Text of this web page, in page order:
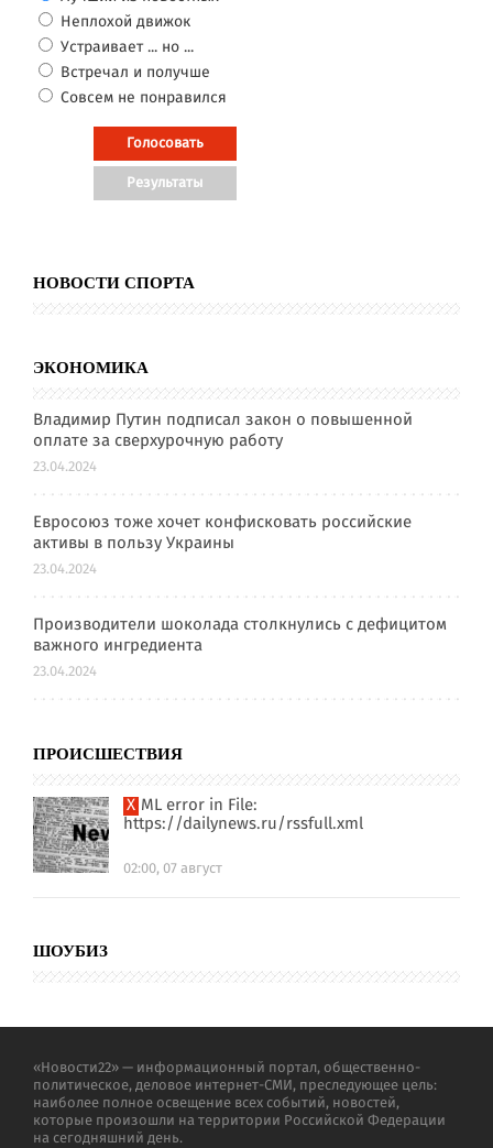
Неплохой движок
Устраивает ... но ...
Встречал и получше
Совсем не понравился
НОВОСТИ СПОРТА
ЭКОНОМИКА
Владимир Путин подписал закон о повышенной
оплате за сверхурочную работу
23.04.2024
Евросоюз тоже хочет конфисковать российские
активы в пользу Украины
23.04.2024
Производители шоколада столкнулись с дефицитом
важного ингредиента
23.04.2024
ПРОИСШЕСТВИЯ
XML error in File:
https://dailynews.ru/rssfull.xml
02:00, 07 август
ШОУБИЗ
«Новости22» — информационный портал, общественно-
политическое, деловое интернет-СМИ, преследующее цель:
наиболее полное освещение всех событий, новостей,
которые произошли на территории Российской Федерации
на сегодняшний день.